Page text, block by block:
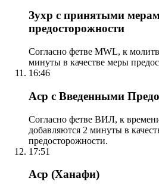
Зухр с принятыми
предосторожности
Согласно фетве MWL, к
минуты в качестве меры
16:46
Аср с Введенными
Согласно фетве ВИЛ, к
добавляются 2 минуты в
предосторожности.
17:51
Аср (Ханафи)